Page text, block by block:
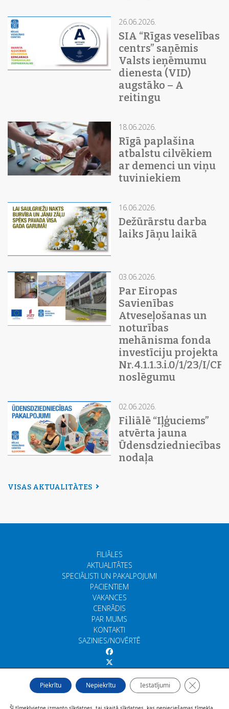
26.06.2026.
SIA “Rīgas veselības
centrs” saņēmis
Valsts ieņēmumu
dienesta (VID)
augstāko – A
reitingu
18.06.2026.
Rīgā paplašina
atbalstu cilvēkiem
ar demenci un viņu
tuviniekiem
16.06.2026.
Dežūrārstu darba
laiks Jāņu laikā
03.06.2026.
Par Eiropas
Savienības
Atveseļošanas un
noturības
mehānisma fonda
investīciju projekta
Nr. 4.1.1.3.i.0/1/23/I/
noslēgumu
02.06.2026.
Filiālē “Iļģuciems”
atvērta jauna
Ūdensdziedniecības
nodaļa
VISAS AKTUALITĀTES
FILIĀLES
AKTUALITĀTES
SPECIĀLISTI UN PAKALPOJUMI
PACIENTIEM
VAKANCES
CENRĀDIS
PAR MUMS
KONTAKTI
SAZINIES/NOVĒRTĒ
Piekrītu Nepiekrītu Iestatījumi Close